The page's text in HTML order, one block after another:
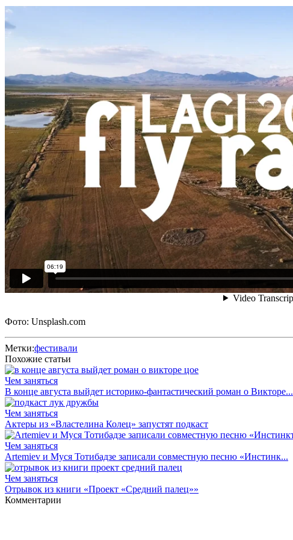
Фото: Unsplash.com
Метки:фестивали
Похожие статьи
Чем заняться
В конце августа выйдет историко-фантастический роман о Викторе...
Чем заняться
Актеры из «Властелина Колец» запустят подкаст
Чем заняться
Artemiev и Муся Тотибадзе записали совместную песню «Инстинк...
Чем заняться
Отрывок из книги «Проект «Средний палец»»
Комментарии